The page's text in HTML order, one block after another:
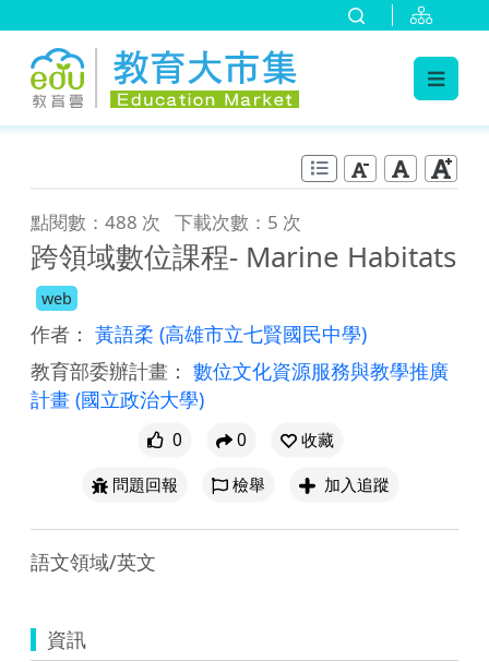
點閱數：488 次 下載次數：5 次
跨領域數位課程- Marine Habitats
web
作者： 黃語柔 (高雄市立七賢國民中學)
教育部委辦計畫： 數位文化資源服務與教學推廣
計畫 (國立政治大學)
0 0
收藏
問題回報
檢舉 加入追蹤
語文領域/英文
資訊